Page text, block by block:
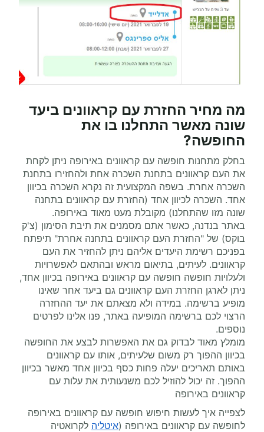
מה מחיר החזרת עם קראוונים ביעד
שונה מאשר התחלנו בו את
החופשה?
בחלק מתחנות חופשה עם קראוונים באירופה ניתן לקחת
את העם קראוונים בתחנת השכרה אחת ולהחזירו בתחנת
השכרה אחרת. בשפה המקצועית זה נקרא השכרה בכיוון
אחד. השכרה לכיוון אחד (החזרת עם קראוונים בתחנה
שונה מזו שהתחלנו) מקובלת מעט מאוד באירופה.
באתר בנדנה, כאשר אתם מסמנים את תיבת הסימון (צ'ק
בוקס) של "החזרת העם קראוונים בתחנה אחרת" תיפתח
בפניכם רשימת היעדים אליהם ניתן להחזיר את העם
קראוונים. לעיתים, בתיאום מראש ובהתאם לאפשרויות
ולעלויות חופשה חופשה עם קראוונים באירופה בכיוון אחד,
ניתן לארגן החזרת העם קראוונים גם ביעד אחר שאינו
מופיע ברשימה. במידה ולא מצאתם את יעד ההחזרה
הרצוי לכם ברשימה המופיעה באתר, פנו אלינו לפרטים
נוספים.
מומלץ מאוד לבדוק גם את האפשרות לבצע את החופשה
בכיוון ההפוך רק משום שלעיתים, אותו עם קראוונים
באותם תאריכים יעלה פחות כסף בכיוון אחד מאשר בכיוון
ההפוך. זה יכול להוזיל לכם משנעותית את עלות עם
קראוונים באירופה
לצפייה איך לעשות חיפוש חופשה עם קראוונים באירופה
לחופשה עם קראוונים באירופה (איטליה לקרואטיה